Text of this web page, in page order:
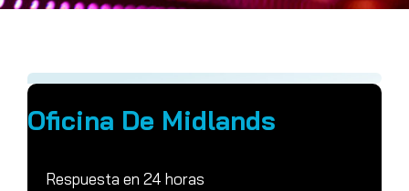
Oficina De Midlands
Respuesta en 24 horas